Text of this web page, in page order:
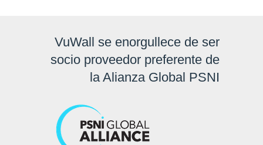
VuWall se enorgullece de ser
socio proveedor preferente de
la Alianza Global PSNI